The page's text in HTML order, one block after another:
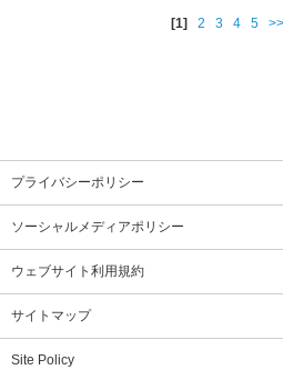
[1] 2 3 4 5 >>
プライバシーポリシー
ソーシャルメディアポリシー
ウェブサイト利用規約
サイトマップ
Site Policy